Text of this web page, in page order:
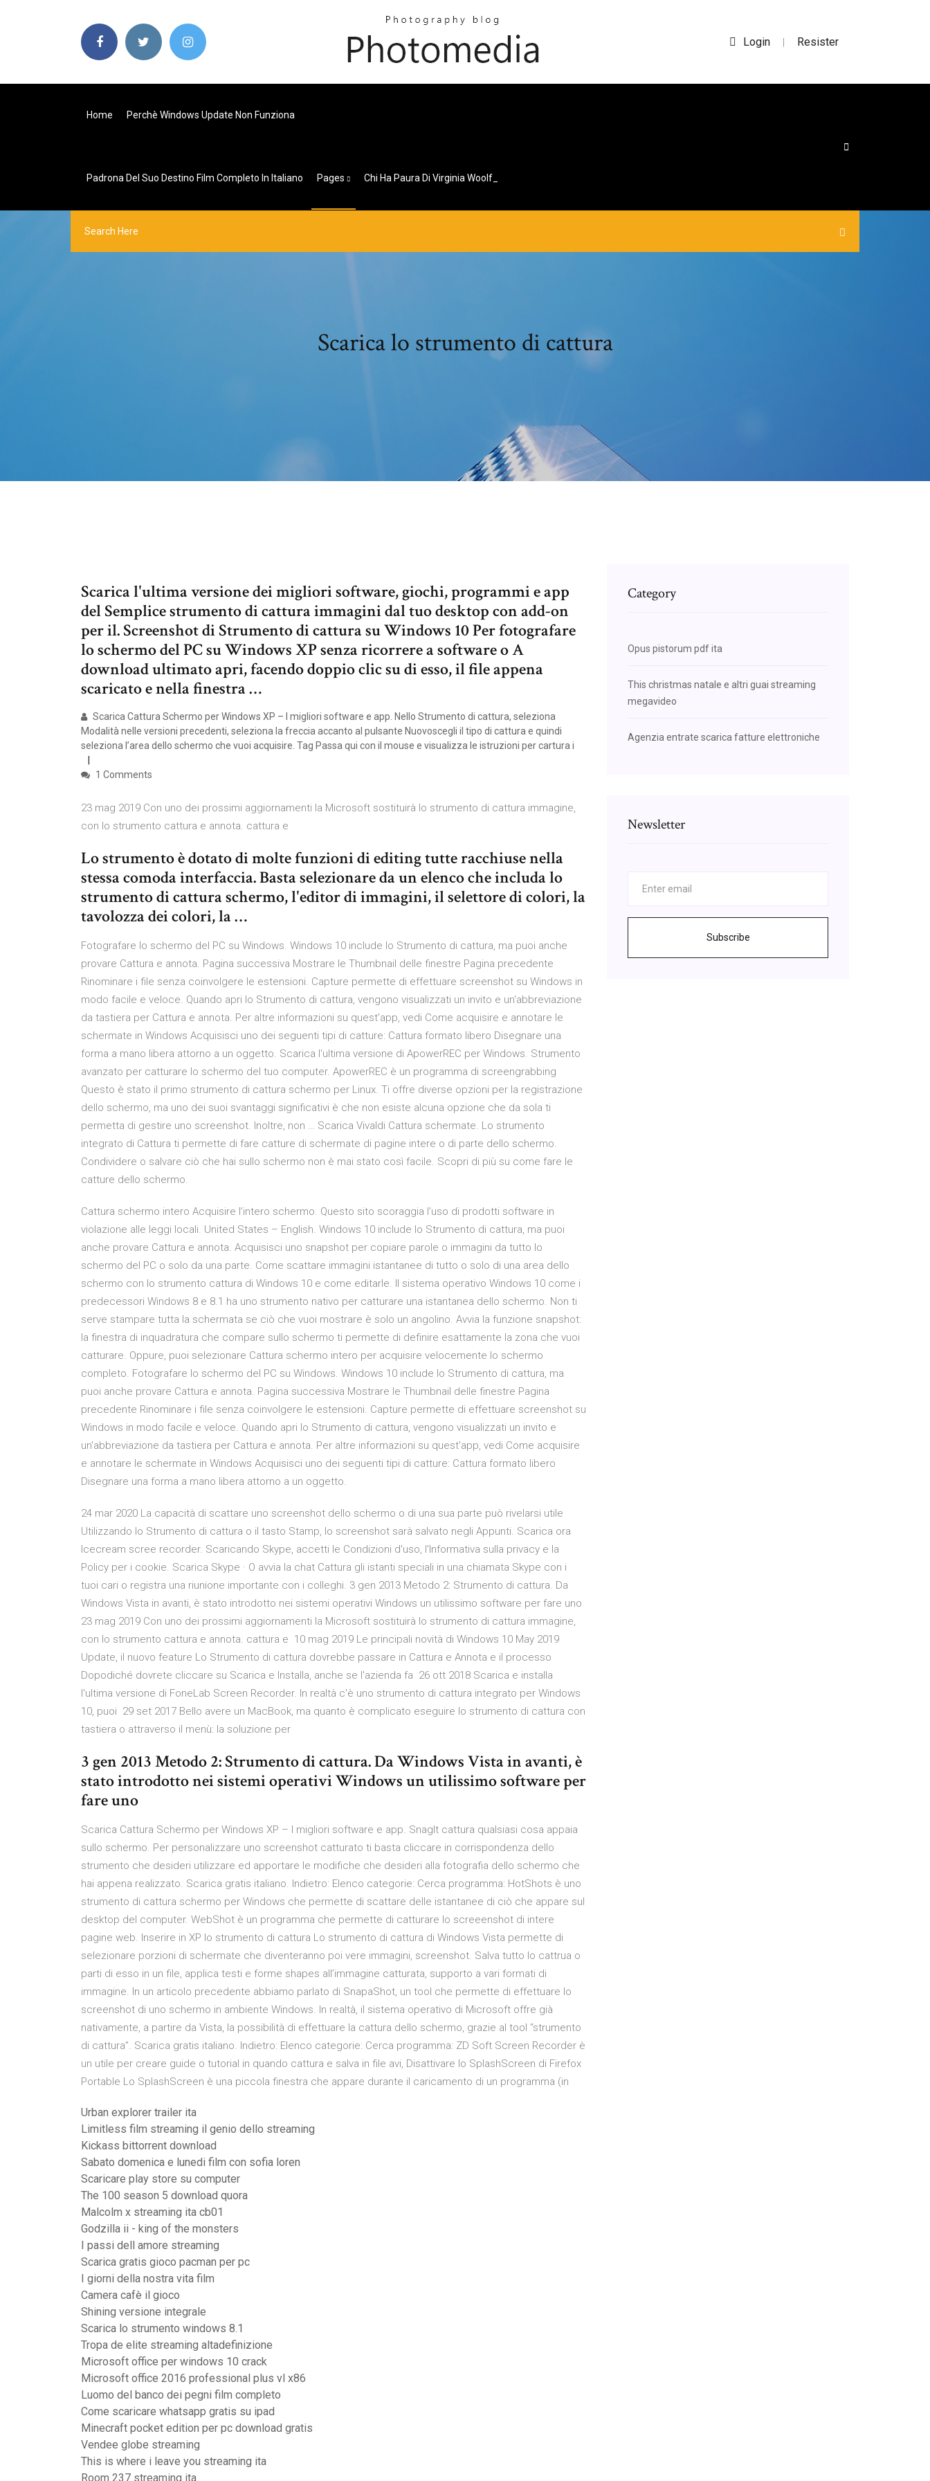
Login | Resister
Home Perchè Windows Update Non Funziona
Padrona Del Suo Destino Film Completo In Italiano Pages Chi Ha Paura Di Virginia Woolf_
Scarica lo strumento di cattura
Scarica l'ultima versione dei migliori software, giochi, programmi e app
del Semplice strumento di cattura immagini dal tuo desktop con add-on
per il. Screenshot di Strumento di cattura su Windows 10 Per fotografare
lo schermo del PC su Windows XP senza ricorrere a software o A
download ultimato apri, facendo doppio clic su di esso, il file appena
scaricato e nella finestra …
Scarica Cattura Schermo per Windows XP – I migliori software e app. Nello Strumento di cattura, seleziona
Modalità nelle versioni precedenti, seleziona la freccia accanto al pulsante Nuovoscegli il tipo di cattura e quindi
seleziona l’area dello schermo che vuoi acquisire. Tag Passa qui con il mouse e visualizza le istruzioni per cartura i
1 Comments
23 mag 2019 Con uno dei prossimi aggiornamenti la Microsoft sostituirà lo strumento di cattura immagine,
con lo strumento cattura e annota. cattura e
Lo strumento è dotato di molte funzioni di editing tutte racchiuse nella
stessa comoda interfaccia. Basta selezionare da un elenco che includa lo
strumento di cattura schermo, l'editor di immagini, il selettore di colori, la
tavolozza dei colori, la …
Fotografare lo schermo del PC su Windows. Windows 10 include lo Strumento di cattura, ma puoi anche
provare Cattura e annota. Pagina successiva Mostrare le Thumbnail delle finestre Pagina precedente
Rinominare i file senza coinvolgere le estensioni. Capture permette di effettuare screenshot su Windows in
modo facile e veloce. Quando apri lo Strumento di cattura, vengono visualizzati un invito e un'abbreviazione
da tastiera per Cattura e annota. Per altre informazioni su quest'app, vedi Come acquisire e annotare le
schermate in Windows Acquisisci uno dei seguenti tipi di catture: Cattura formato libero Disegnare una
forma a mano libera attorno a un oggetto. Scarica l'ultima versione di ApowerREC per Windows. Strumento
avanzato per catturare lo schermo del tuo computer. ApowerREC è un programma di screengrabbing
Questo è stato il primo strumento di cattura schermo per Linux. Ti offre diverse opzioni per la registrazione
dello schermo, ma uno dei suoi svantaggi significativi è che non esiste alcuna opzione che da sola ti
permetta di gestire uno screenshot. Inoltre, non … Scarica Vivaldi Cattura schermate. Lo strumento
integrato di Cattura ti permette di fare catture di schermate di pagine intere o di parte dello schermo.
Condividere o salvare ciò che hai sullo schermo non è mai stato così facile. Scopri di più su come fare le
catture dello schermo.
Cattura schermo intero Acquisire l’intero schermo. Questo sito scoraggia l’uso di prodotti software in
violazione alle leggi locali. United States – English. Windows 10 include lo Strumento di cattura, ma puoi
anche provare Cattura e annota. Acquisisci uno snapshot per copiare parole o immagini da tutto lo
schermo del PC o solo da una parte. Come scattare immagini istantanee di tutto o solo di una area dello
schermo con lo strumento cattura di Windows 10 e come editarle. Il sistema operativo Windows 10 come i
predecessori Windows 8 e 8.1 ha uno strumento nativo per catturare una istantanea dello schermo. Non ti
serve stampare tutta la schermata se ciò che vuoi mostrare è solo un angolino. Avvia la funzione snapshot:
la finestra di inquadratura che compare sullo schermo ti permette di definire esattamente la zona che vuoi
catturare. Oppure, puoi selezionare Cattura schermo intero per acquisire velocemente lo schermo
completo. Fotografare lo schermo del PC su Windows. Windows 10 include lo Strumento di cattura, ma
puoi anche provare Cattura e annota. Pagina successiva Mostrare le Thumbnail delle finestre Pagina
precedente Rinominare i file senza coinvolgere le estensioni. Capture permette di effettuare screenshot su
Windows in modo facile e veloce. Quando apri lo Strumento di cattura, vengono visualizzati un invito e
un'abbreviazione da tastiera per Cattura e annota. Per altre informazioni su quest'app, vedi Come acquisire
e annotare le schermate in Windows Acquisisci uno dei seguenti tipi di catture: Cattura formato libero
Disegnare una forma a mano libera attorno a un oggetto.
24 mar 2020 La capacità di scattare uno screenshot dello schermo o di una sua parte può rivelarsi utile
Utilizzando lo Strumento di cattura o il tasto Stamp, lo screenshot sarà salvato negli Appunti. Scarica ora
Icecream scree recorder. Scaricando Skype, accetti le Condizioni d'uso, l'Informativa sulla privacy e la
Policy per i cookie. Scarica Skype · O avvia la chat Cattura gli istanti speciali in una chiamata Skype con i
tuoi cari o registra una riunione importante con i colleghi. 3 gen 2013 Metodo 2: Strumento di cattura. Da
Windows Vista in avanti, è stato introdotto nei sistemi operativi Windows un utilissimo software per fare uno
23 mag 2019 Con uno dei prossimi aggiornamenti la Microsoft sostituirà lo strumento di cattura immagine,
con lo strumento cattura e annota. cattura e 10 mag 2019 Le principali novità di Windows 10 May 2019
Update, il nuovo feature Lo Strumento di cattura dovrebbe passare in Cattura e Annota e il processo
Dopodiché dovrete cliccare su Scarica e Installa, anche se l'azienda fa 26 ott 2018 Scarica e installa
l'ultima versione di FoneLab Screen Recorder. In realtà c'è uno strumento di cattura integrato per Windows
10, puoi 29 set 2017 Bello avere un MacBook, ma quanto è complicato eseguire lo strumento di cattura con
tastiera o attraverso il menù: la soluzione per
3 gen 2013 Metodo 2: Strumento di cattura. Da Windows Vista in avanti, è
stato introdotto nei sistemi operativi Windows un utilissimo software per
fare uno
Scarica Cattura Schermo per Windows XP – I migliori software e app. SnagIt cattura qualsiasi cosa appaia
sullo schermo. Per personalizzare uno screenshot catturato ti basta cliccare in corrispondenza dello
strumento che desideri utilizzare ed apportare le modifiche che desideri alla fotografia dello schermo che
hai appena realizzato. Scarica gratis italiano. Indietro: Elenco categorie: Cerca programma: HotShots è uno
strumento di cattura schermo per Windows che permette di scattare delle istantanee di ciò che appare sul
desktop del computer. WebShot è un programma che permette di catturare lo screeenshot di intere
pagine web. Inserire in XP lo strumento di cattura Lo strumento di cattura di Windows Vista permette di
selezionare porzioni di schermate che diventeranno poi vere immagini, screenshot. Salva tutto lo cattrua o
parti di esso in un file, applica testi e forme shapes all’immagine catturata, supporto a vari formati di
immagine. In un articolo precedente abbiamo parlato di SnapaShot, un tool che permette di effettuare lo
screenshot di uno schermo in ambiente Windows. In realtà, il sistema operativo di Microsoft offre già
nativamente, a partire da Vista, la possibilità di effettuare la cattura dello schermo, grazie al tool “strumento
di cattura”. Scarica gratis italiano. Indietro: Elenco categorie: Cerca programma: ZD Soft Screen Recorder è
un utile per creare guide o tutorial in quando cattura e salva in file avi, Disattivare lo SplashScreen di Firefox
Portable Lo SplashScreen è una piccola finestra che appare durante il caricamento di un programma (in
Urban explorer trailer ita
Limitless film streaming il genio dello streaming
Kickass bittorrent download
Sabato domenica e lunedi film con sofia loren
Scaricare play store su computer
The 100 season 5 download quora
Malcolm x streaming ita cb01
Godzilla ii - king of the monsters
I passi dell amore streaming
Scarica gratis gioco pacman per pc
I giorni della nostra vita film
Camera cafè il gioco
Shining versione integrale
Scarica lo strumento windows 8.1
Tropa de elite streaming altadefinizione
Microsoft office per windows 10 crack
Microsoft office 2016 professional plus vl x86
Luomo del banco dei pegni film completo
Come scaricare whatsapp gratis su ipad
Minecraft pocket edition per pc download gratis
Vendee globe streaming
This is where i leave you streaming ita
Room 237 streaming ita
Category
Opus pistorum pdf ita
This christmas natale e altri guai streaming
megavideo
Agenzia entrate scarica fatture elettroniche
Newsletter
Subscribe